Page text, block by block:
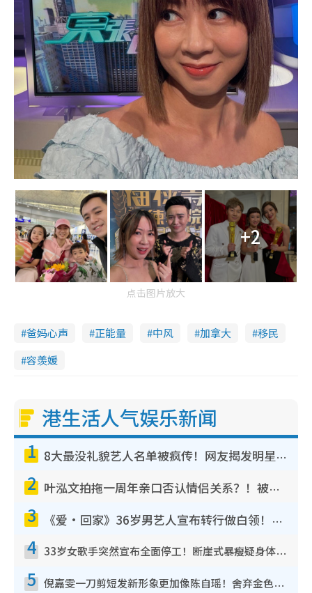
+2
点击图片放大
爸妈心声 正能量 中风 加拿大
移民
容羡媛
港生活人气娱乐新闻
1 8大最没礼貌艺人名单被疯传！网友揭发明星真面目，一致数落这一位是无品天花板？
2 叶泓文拍拖一周年亲口否认情侣关系？！被质疑感情造假竟称GM“普通同事”
3 《爱·回家》36岁男艺人宣布转行做白领！卸下艺人身份回归素人平淡生活
4 33岁女歌手突然宣布全面停工！断崖式暴瘦疑身体亮红灯！声明曝：将暂时淡出
5 倪嘉雯一刀剪短发新形象更加像陈自瑶！舍弃金色长发造型气质大变超惊喜